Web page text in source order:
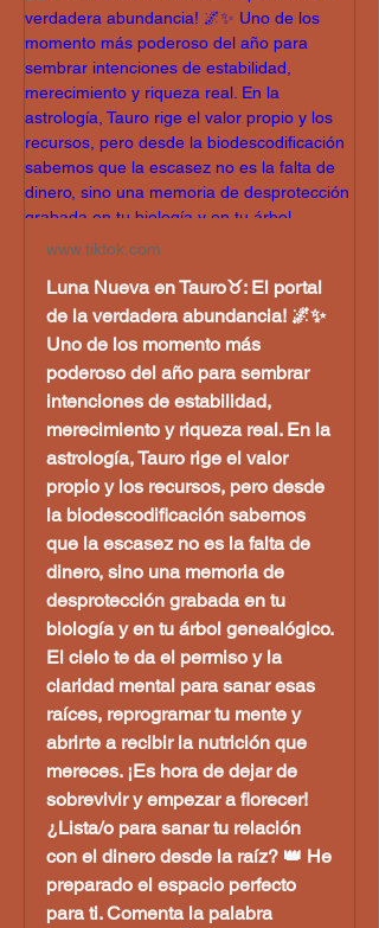
www.tiktok.com
Luna Nueva en Tauro♉️: El portal
de la verdadera abundancia! 🌌✨
Uno de los momento más
poderoso del año para sembrar
intenciones de estabilidad,
merecimiento y riqueza real. En la
astrología, Tauro rige el valor
propio y los recursos, pero desde
la biodescodificación sabemos
que la escasez no es la falta de
dinero, sino una memoria de
desprotección grabada en tu
biología y en tu árbol genealógico.
El cielo te da el permiso y la
claridad mental para sanar esas
raíces, reprogramar tu mente y
abrirte a recibir la nutrición que
mereces. ¡Es hora de dejar de
sobrevivir y empezar a florecer!
¿Lista/o para sanar tu relación
con el dinero desde la raíz? 👑 He
preparado el espacio perfecto
para ti. Comenta la palabra